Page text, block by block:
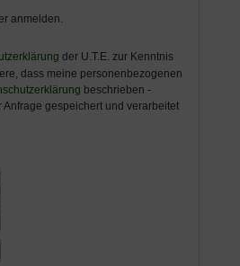
anmelden.
der U.T.E. zur Kenntnis
dass meine personenbezogenen
beschrieben -
gespeichert und verarbeitet